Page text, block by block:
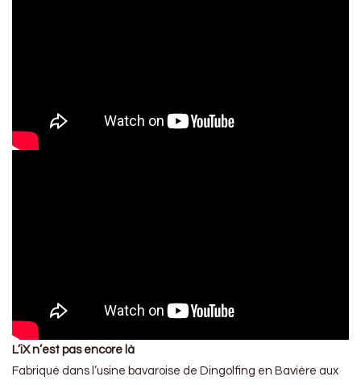
L’iX n’est pas encore là
Fabriqué dans l’usine bavaroise de Dingolfing en Bavière aux